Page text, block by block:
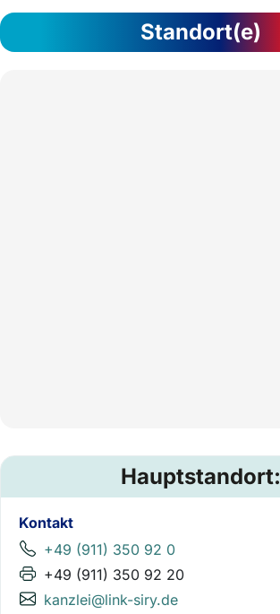
Standort(e)
Hauptstandort:
Kontakt
+49 (911) 350 92 0
+49 (911) 350 92 20
kanzlei@link-siry.de